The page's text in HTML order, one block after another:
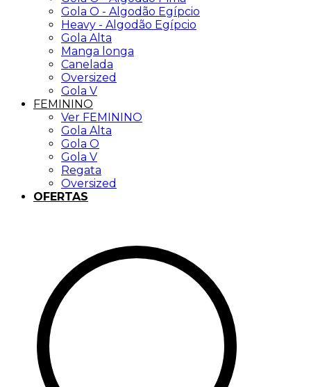
Gola O - Algodão Egípcio
Heavy - Algodão Egípcio
Gola Alta
Manga longa
Canelada
Oversized
Gola V
FEMININO
Ver FEMININO
Gola Alta
Gola O
Gola V
Regata
Oversized
OFERTAS